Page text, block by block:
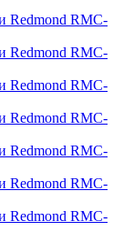
Redmond RMC-
Redmond RMC-
Redmond RMC-
Redmond RMC-
Redmond RMC-
Redmond RMC-
Redmond RMC-